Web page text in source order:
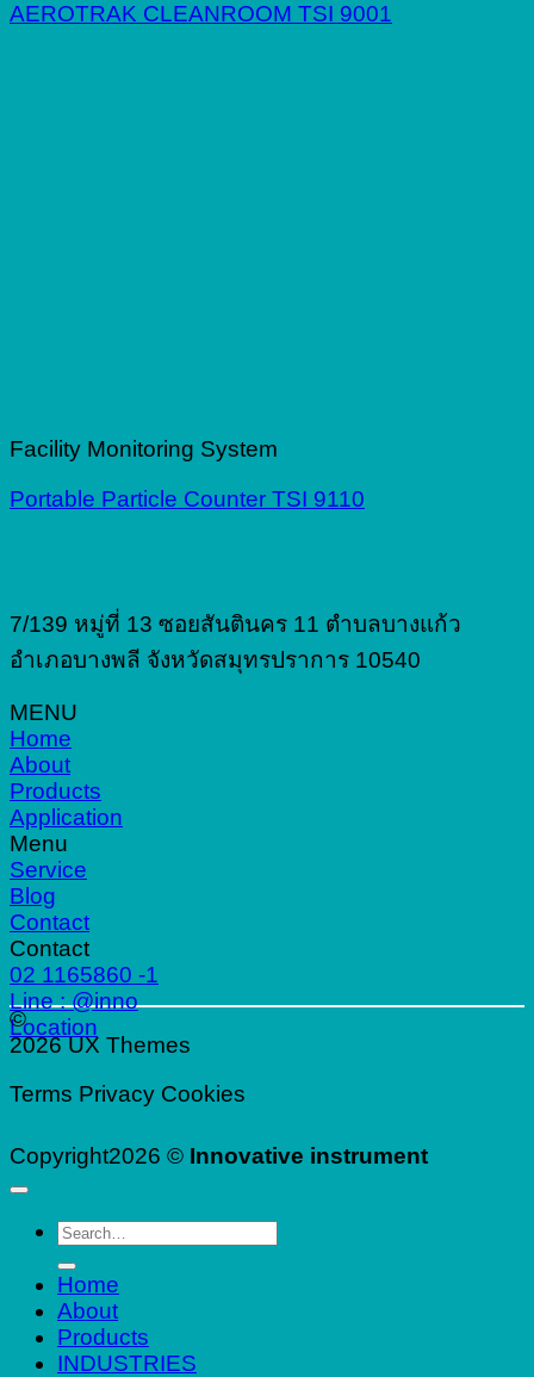
AEROTRAK CLEANROOM TSI 9001
Facility Monitoring System
Portable Particle Counter TSI 9110
7/139 หมู่ที่ 13 ซอยสันตินคร 11 ตำบลบางแก้ว
อำเภอบางพลี จังหวัดสมุทรปราการ 10540
MENU
Home
About
Products
Application
Menu
Service
Blog
Contact
Contact
02 1165860 -1
Line : @inno
Location
©
2026 UX Themes
Terms Privacy Cookies
Copyright2026 © Innovative instrument
Search
Home
About
Products
INDUSTRIES